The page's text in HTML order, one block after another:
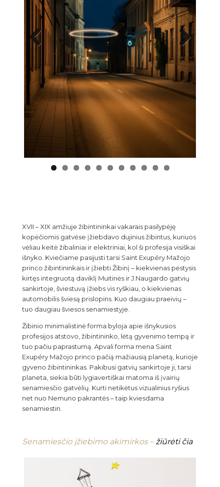
Previous Next
XVII – XIX amžiuje žibintininkai vakarais pasilypėję
kopėčiomis gatvėse įžiebdavo dujinius žibintus, kuriuos
vėliau keitė žibaliniai ir elektriniai, kol ši profesija visiškai
išnyko. Kviečiame pasijusti tarsi Saint Exupéry Mažojo
princo žibintininkais ir įžiebti Žibinį – kiekvienas pėstysis
kirtęs integruotą daviklį Muitinės ir J.Naugardo gatvių
sankirtoje, šviestuvą įžiebs vis ryškiau, o kiekvienas
automobilis šviesą prislopins. Kuo daugiau praeivių –
tuo daugiau šviesos senamiestyje.
Žibinio minimalistinė forma byloja apie išnykusios
profesijos atstovo, žibintininko, lėtą gyvenimo tempą ir
tuo pačiu paprastumą. Apvali forma mena Saint
Exupéry Mažojo princo pačią mažiausią planetą, kurioje
gyveno žibintininkas. Pakibusi gatvių sankirtoje ji, tarsi
planeta, siekia būti lygiavertiškai matoma iš įvairių
senamiesčio gatvėlių. Kurti netikėtus vizualinius ryšius
net nuo Nemuno pakrantės – taip kviesdama
senamiestin.
Senamiesčio įžiebimo akimirkos –žiūrėti čia